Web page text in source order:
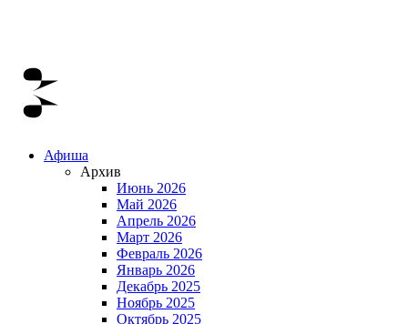
Афиша
Архив
Июнь 2026
Май 2026
Апрель 2026
Март 2026
Февраль 2026
Январь 2026
Декабрь 2025
Ноябрь 2025
Октябрь 2025